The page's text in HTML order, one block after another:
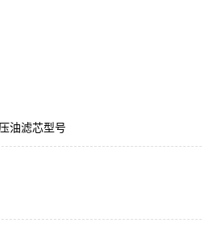
油滤芯型号